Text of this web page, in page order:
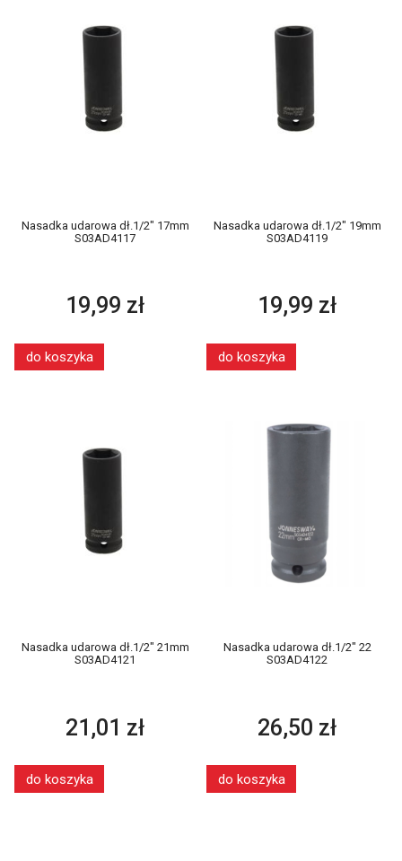
Nasadka udarowa dł.1/2" 17mm
S03AD4117
19,99 zł
do koszyka
Nasadka udarowa dł.1/2" 19mm
S03AD4119
19,99 zł
do koszyka
Nasadka udarowa dł.1/2" 21mm
S03AD4121
21,01 zł
do koszyka
Nasadka udarowa dł.1/2" 22
S03AD4122
26,50 zł
do koszyka